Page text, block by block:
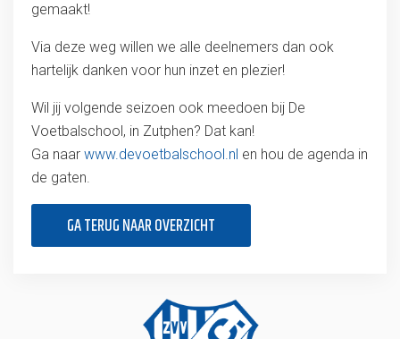
gemaakt!
Via deze weg willen we alle deelnemers dan ook
hartelijk danken voor hun inzet en plezier!
Wil jij volgende seizoen ook meedoen bij De
Voetbalschool, in Zutphen? Dat kan!
Ga naar www.devoetbalschool.nl en hou de agenda in
de gaten.
GA TERUG NAAR OVERZICHT